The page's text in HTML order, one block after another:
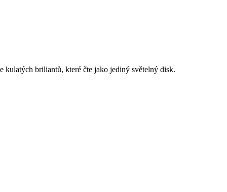
briliantů, které čte jako jediný světelný disk.